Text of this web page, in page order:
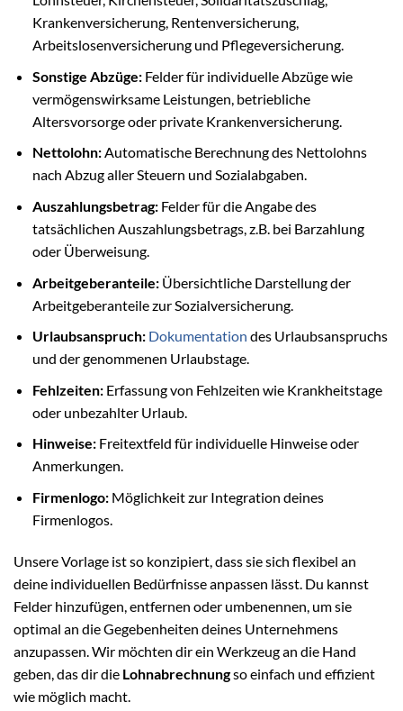
Krankenversicherung, Rentenversicherung,
Arbeitslosenversicherung und Pflegeversicherung.
Sonstige Abzüge:Felder für individuelle Abzüge wie
vermögenswirksame Leistungen, betriebliche
Altersvorsorge oder private Krankenversicherung.
Nettolohn:Automatische Berechnung des Nettolohns
nach Abzug aller Steuern und Sozialabgaben.
Auszahlungsbetrag:Felder für die Angabe des
tatsächlichen Auszahlungsbetrags, z.B. bei Barzahlung
oder Überweisung.
Arbeitgeberanteile:Übersichtliche Darstellung der
Arbeitgeberanteile zur Sozialversicherung.
Urlaubsanspruch: Dokumentation des Urlaubsanspruchs
und der genommenen Urlaubstage.
Fehlzeiten:Erfassung von Fehlzeiten wie Krankheitstage
oder unbezahlter Urlaub.
Hinweise:Freitextfeld für individuelle Hinweise oder
Anmerkungen.
Firmenlogo:Möglichkeit zur Integration deines
Firmenlogos.
Unsere Vorlage ist so konzipiert, dass sie sich flexibel an
deine individuellen Bedürfnisse anpassen lässt. Du kannst
Felder hinzufügen, entfernen oder umbenennen, um sie
optimal an die Gegebenheiten deines Unternehmens
anzupassen. Wir möchten dir ein Werkzeug an die Hand
geben, das dir die Lohnabrechnungso einfach und effizient
wie möglich macht.